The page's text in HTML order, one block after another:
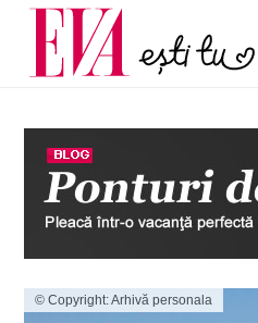
© Copyright: Arhivă personala
Carieră
Actualitate